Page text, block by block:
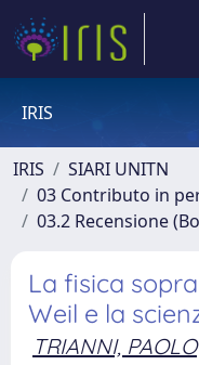
IRIS
IRIS
SIARI UNITN
03 Contributo in
03.2 Recensione
La fisica
Weil e la
TRIANNI, PAOLO